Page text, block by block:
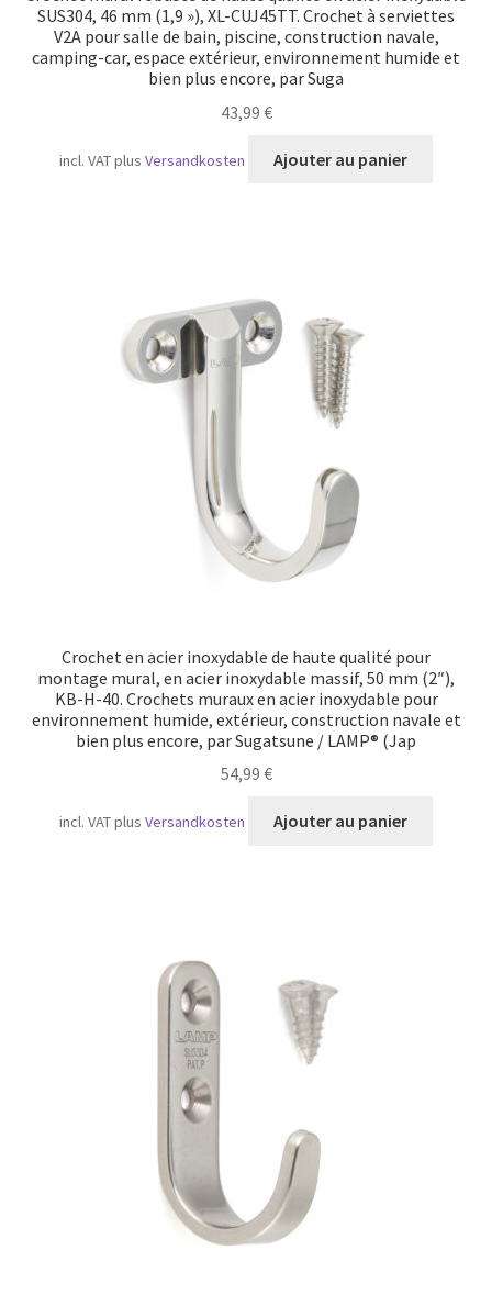
SUS304, 46 mm (1,9 »), XL-CUJ45TT. Crochet à serviettes
V2A pour salle de bain, piscine, construction navale,
camping-car, espace extérieur, environnement humide et
bien plus encore, par Suga
43,99 €
incl. VATplusVersandkosten Ajouter au panier
Crochet en acier inoxydable de haute qualité pour
montage mural, en acier inoxydable massif, 50 mm (2″),
KB-H-40. Crochets muraux en acier inoxydable pour
environnement humide, extérieur, construction navale et
bien plus encore, par Sugatsune / LAMP® (Jap
54,99 €
incl. VATplusVersandkosten Ajouter au panier